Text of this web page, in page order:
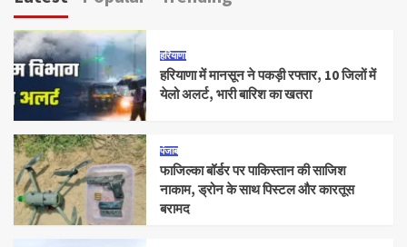
हरियाणा
हरियाणा में मानसून ने पकड़ी रफ्तार, 10 जिलों में
येलो अलर्ट, भारी बारिश का खतरा
पंजाब
फाजिल्का बॉर्डर पर पाकिस्तान की साजिश
नाकाम, ड्रोन के साथ पिस्टल और कारतूस
बरामद